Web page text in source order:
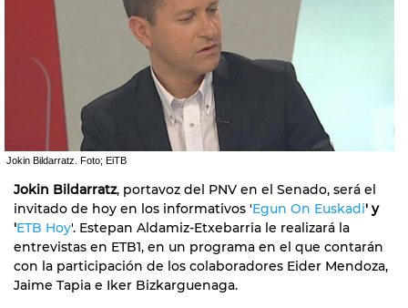
Jokin Bildarratz. Foto; EiTB
Jokin Bildarratz, portavoz del PNV en el Senado, será el
invitado de hoy en los informativos 'Egun On Euskadi' y
'ETB Hoy'. Estepan Aldamiz-Etxebarria le realizará la
entrevistas en ETB1, en un programa en el que contarán
con la participación de los colaboradores Eider Mendoza,
Jaime Tapia e Iker Bizkarguenaga.